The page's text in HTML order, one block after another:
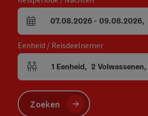
Velden voor aankomst en vertrek
07.08.2026- 09.08.2026,
Eenheid / Reisdeelnemer
Aantal eenheden en persoonsvelden
1 Eenheid, 2 Volwassenen,
Zoeken